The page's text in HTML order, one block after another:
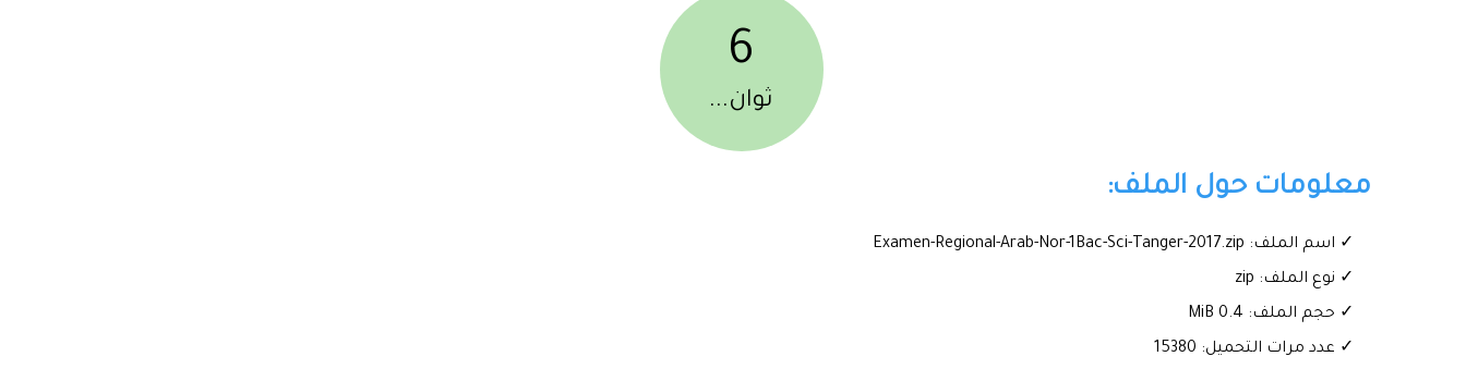
6
ثوان...
معلومات حول الملف:
✓ اسم الملف: Examen-Regional-Arab-Nor-1Bac-Sci-Tanger-2017.zip
✓ نوع الملف: zip
✓ حجم الملف: 0.4 MiB
✓ عدد مرات التحميل: 15380